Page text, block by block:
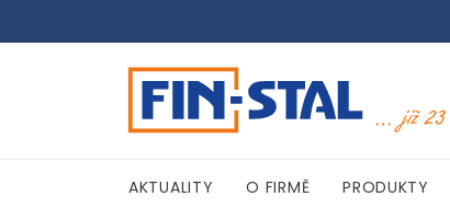
AKTUALITY O FIRMĚ PRODUKTY